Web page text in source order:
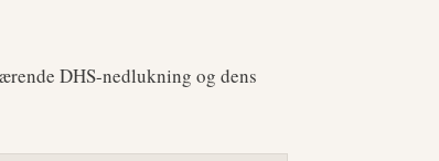
DHS-nedlukning og dens